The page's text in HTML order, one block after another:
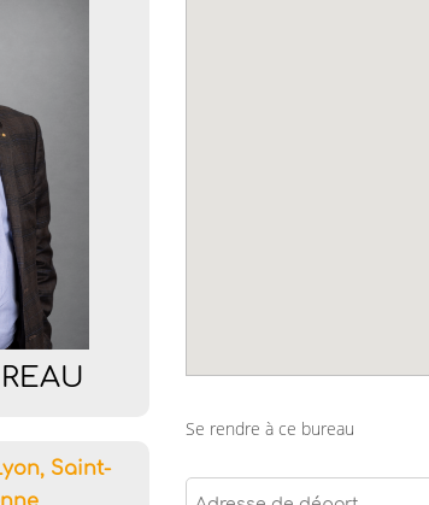
Saint-
Se rendre à ce bureau